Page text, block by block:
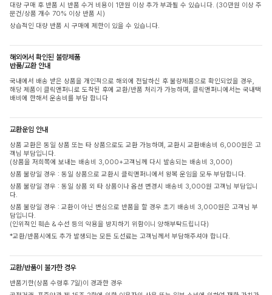
대량 구매 후 반품 시 반품 수거 비용이 1만원 이상 추가 부과될 수 있습니다. (30만원 이상 주
문건/상품 개수 70% 이상 반품 시)
상습적인 대량 반품 시 구매에 제한이 있을 수 있습니다.
해외에서 확인된 불량제품
반품/교환 안내
국내에서 배송 받은 상품을 개인적으로 해외에 전달하신 후 불량제품으로 확인되었을 경우,
해당 제품이 클릭앤퍼니로 도착된 후에 교환/반품 처리가 가능하며, 클릭앤퍼니에서는 국내택
배비에 한해서 운송비를 부담 합니다
교환운임 안내
상품 교환은 동일 상품 또는 타 상품으로도 교환 가능하며, 교환시 교환배송비 6,000원은 고
객님 부담입니다.
(상품을 저희쪽에 보내는 배송비 3,000+고객님께 다시 발송되는 배송비 3,000)
상품 불량일 경우 : 동일 상품으로 교환시 클릭앤퍼니에서 왕복 운임을 모두 부담합니다.
상품 불량일 경우 : 동일 상품 외 타 상품이나 옵션 변경시 배송비 3,000원 고객님 부담입니
다.
상품 불량일 경우 : 교환이 아닌 변심으로 반품을 할 경우 초기 배송비 3,000원은 고객님 부
담입니다.
(인위적인 훼손 & 수선 등의 악용을 방지하기 위함이니 양해부탁드립니다)
*교환/반품시에도 추가 발생되는 모든 도선료는 고객님께서 부담해주셔야 합니다.
교환/반품이 불가한 경우
반품기한(상품 수령후 7일)이 경과한 경우